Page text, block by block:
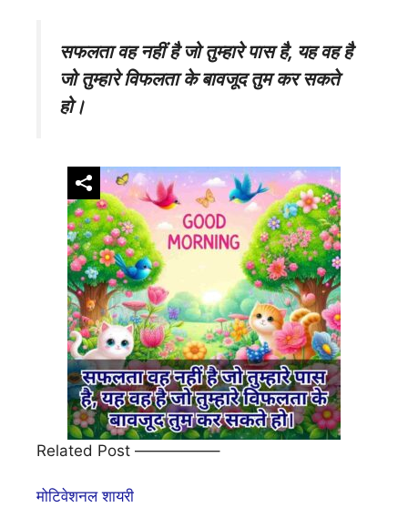
सफलता वह नहीं है जो तुम्हारे पास है, यह वह है
जो तुम्हारे विफलता के बावजूद तुम कर सकते
हो।
Related Post —————–
मोटिवेशनल शायरी